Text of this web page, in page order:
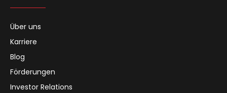
Über uns
Karriere
Blog
Förderungen
Investor Relations